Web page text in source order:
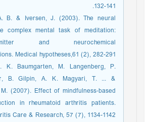
132-141.
B. & Iversen, J. (2003). The neural
complex mental task of meditation:
and neurochemical
Medical hypotheses,61 (2), 282-291.
K. Baumgarten, M. Langenberg, P.
B. Gilpin, A. K. Magyari, T. ... &
M. (2007). Effect of mindfulness‐based
in rheumatoid arthritis patients.
Care & Research, 57 (7), 1134-1142.